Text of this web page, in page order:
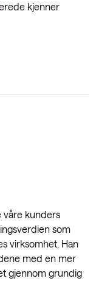
kjenner
våre kunders
som
virksomhet. Han
med en mer
gjennom grundig